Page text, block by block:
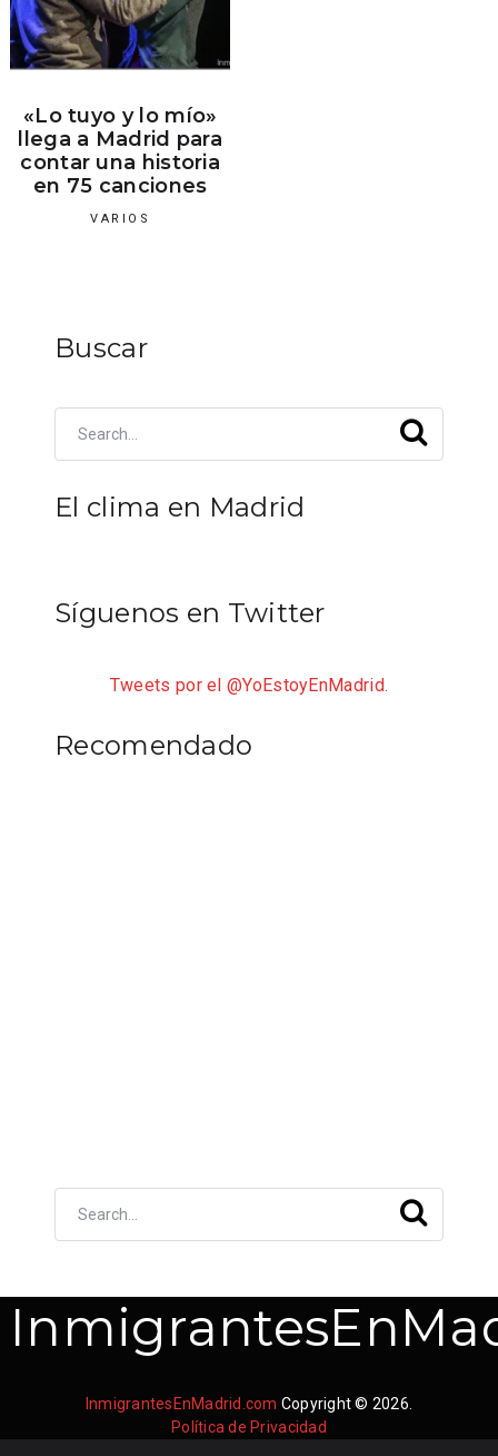
«Lo tuyo y lo mío»
llega a Madrid para
contar una historia
en 75 canciones
VARIOS
Buscar
El clima en Madrid
Síguenos en Twitter
Tweets por el @YoEstoyEnMadrid.
Recomendado
InmigrantesEnMadrid.com Copyright © 2026.
Política de Privacidad